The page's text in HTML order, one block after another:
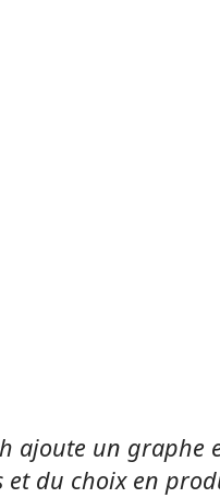
ajoute un graphe
du choix en